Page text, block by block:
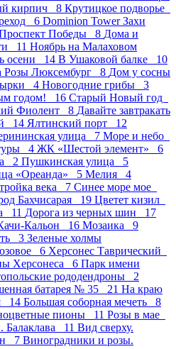
кирпич 8 Крутицкое подворье
6 Dominion Tower Захи
Победы 8 Дома и
11 Ноябрь на Малаховом
осени 14 В Ушаковой балке 10
Розы Люксембург 8 Дом у сосны
4 Новогодние грибы 3
годом! 16 Старый Новый год
Фиолент 8 Давайте завтракать
14 Ялтинский порт 12
улица 7 Море и небо
4 ЖК «Шестой элемент» 6
2 Пушкинская улица 5
«Ореанда» 5 Мелия 4
века 7 Синее море мое
Бахчисарая 19 Цветет кизил
11 Дорога из черных шин 17
Кальон 16 Мозаика 9
3 Зеленые холмы
6 Херсонес Таврический
Херсонеса 6 Парк имени
рододендроны 2
батарея № 35 21 На краю
14 Большая соборная мечеть 8
пионы 11 Розы в мае
Балаклава 11 Вид сверху.
7 Виноградники и розы.